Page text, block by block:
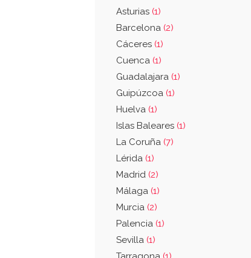
Asturias (1)
Barcelona (2)
Cáceres (1)
Cuenca (1)
Guadalajara (1)
Guipúzcoa (1)
Huelva (1)
Islas Baleares (1)
La Coruña (7)
Lérida (1)
Madrid (2)
Málaga (1)
Murcia (2)
Palencia (1)
Sevilla (1)